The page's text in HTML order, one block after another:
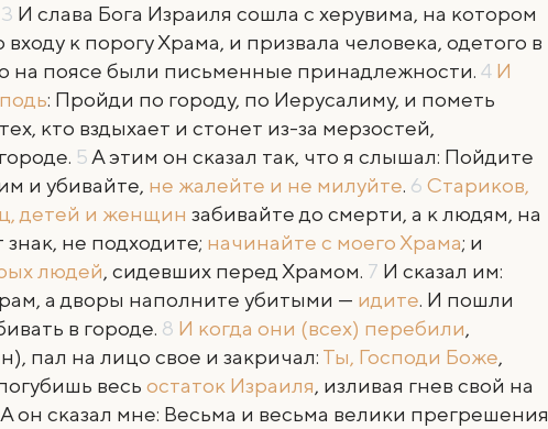
3 И слава Бога Израиля сошла с херувима, на котором
входу к порогу Храма, и призвала человека, одетого в
на поясе были письменные принадлежности. 4 И
: Пройди по городу, по Иерусалиму, и пометь
кто вздыхает и стонет из-за мерзостей,
5 А этим он сказал так, что я слышал: Пойдите
и убивайте, не жалейте и не милуйте. 6 Стариков,
детей и женщин забивайте до смерти, а к людям, на
не подходите; начинайте с моего Храма; и
людей, сидевших перед Храмом. 7 И сказал им:
а дворы наполните убитыми — идите. И пошли
в городе. 8 И когда они (всех) перебили,
пал на лицо свое и закричал: Ты, Господи Боже,
весь остаток Израиля, изливая гнев свой на
А он сказал мне: Весьма и весьма велики прегрешения